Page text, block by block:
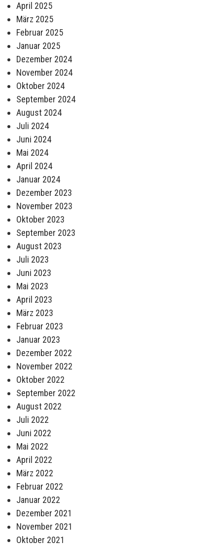
April 2025
März 2025
Februar 2025
Januar 2025
Dezember 2024
November 2024
Oktober 2024
September 2024
August 2024
Juli 2024
Juni 2024
Mai 2024
April 2024
Januar 2024
Dezember 2023
November 2023
Oktober 2023
September 2023
August 2023
Juli 2023
Juni 2023
Mai 2023
April 2023
März 2023
Februar 2023
Januar 2023
Dezember 2022
November 2022
Oktober 2022
September 2022
August 2022
Juli 2022
Juni 2022
Mai 2022
April 2022
März 2022
Februar 2022
Januar 2022
Dezember 2021
November 2021
Oktober 2021